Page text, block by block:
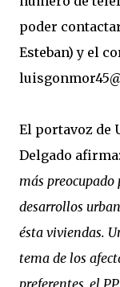
poder
Esteban) y el
El portavoz de
Delgado afirma:
más preocupado
desarrollos
ésta viviendas.
tema de los
preferentes, el